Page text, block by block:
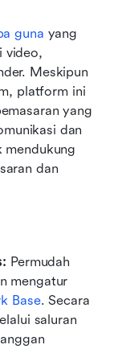
guna yang
video,
Meskipun
platform ini
yang
dan
mendukung
dan
Permudah
mengatur
Base. Secara
saluran